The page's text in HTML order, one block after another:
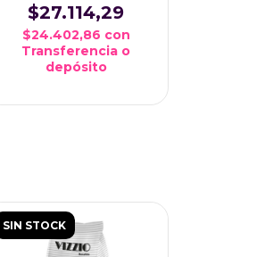
$27.114,29
$24.402,86 con
Transferencia o
depósito
SIN STOCK